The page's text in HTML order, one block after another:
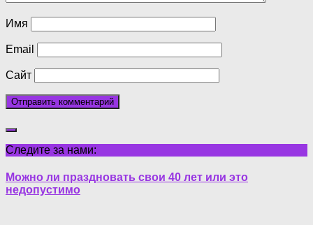
Имя
Email
Сайт
Следите за нами:
Можно ли праздновать свои 40 лет или это
недопустимо